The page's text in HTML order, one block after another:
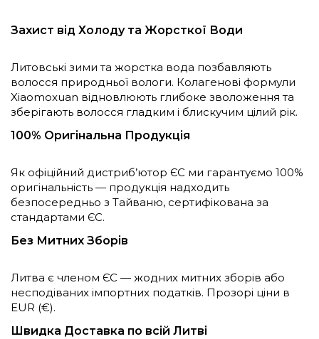
Захист від Холоду та Жорсткої Води
Литовські зими та жорстка вода позбавляють
волосся природньої вологи. Колагенові формули
Xiaomoxuan відновлюють глибоке зволоження та
зберігають волосся гладким і блискучим цілий рік.
100% Оригінальна Продукція
Як офіційний дистриб’ютор ЄС ми гарантуємо 100%
оригінальність — продукція надходить
безпосередньо з Тайваню, сертифікована за
стандартами ЄС.
Без Митних Зборів
Литва є членом ЄС — жодних митних зборів або
несподіваних імпортних податків. Прозорі ціни в
EUR (€).
Швидка Доставка по всій Литві